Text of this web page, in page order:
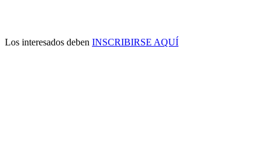
Los interesados deben INSCRIBIRSE AQUÍ